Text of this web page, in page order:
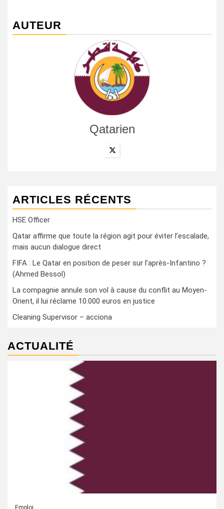
AUTEUR
Qatarien
ARTICLES RÉCENTS
HSE Officer
Qatar affirme que toute la région agit pour éviter l’escalade,
mais aucun dialogue direct
FIFA : Le Qatar en position de peser sur l’après-Infantino ?
(Ahmed Bessol)
La compagnie annule son vol à cause du conflit au Moyen-
Orient, il lui réclame 10.000 euros en justice
Cleaning Supervisor – acciona
ACTUALITÉ
Emploi